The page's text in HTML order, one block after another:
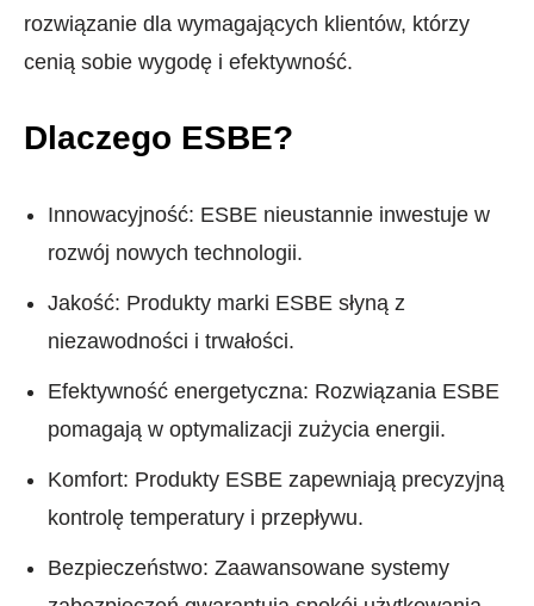
rozwiązanie dla wymagających klientów, którzy
cenią sobie wygodę i efektywność.
Dlaczego ESBE?
Innowacyjność: ESBE nieustannie inwestuje w
rozwój nowych technologii.
Jakość: Produkty marki ESBE słyną z
niezawodności i trwałości.
Efektywność energetyczna: Rozwiązania ESBE
pomagają w optymalizacji zużycia energii.
Komfort: Produkty ESBE zapewniają precyzyjną
kontrolę temperatury i przepływu.
Bezpieczeństwo: Zaawansowane systemy